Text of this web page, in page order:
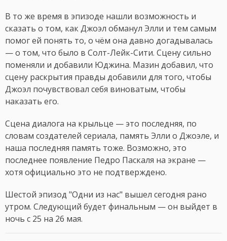
В то же время в эпизоде нашли возможность и
сказать о том, как Джоэл обманул Элли и тем самым
помог ей понять то, о чём она давно догадывалась
— о том, что было в Солт-Лейк-Сити. Сцену сильно
поменяли и добавили Юджина. Мазин добавил, что
сцену раскрытия правды добавили для того, чтобы
Джоэл почувствовал себя виноватым, чтобы
наказать его.
Сцена диалога на крыльце — это последняя, по
словам создателей сериала, память Элли о Джоэле, и
наша последняя память тоже. Возможно, это
последнее появление Педро Паскаля на экране —
хотя официально это не подтверждено.
Шестой эпизод "Одни из нас" вышел сегодня рано
утром. Следующий будет финальным — он выйдет в
ночь с 25 на 26 мая.